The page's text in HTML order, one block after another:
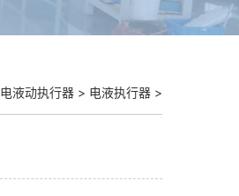
电液动执行器 > 电液执行器 >